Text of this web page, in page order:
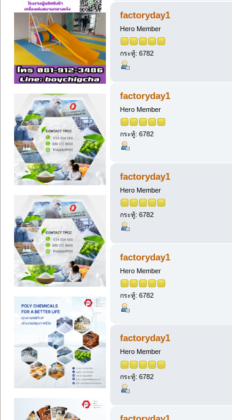
factoryday1
Hero Member
กระทู้: 6782
factoryday1
Hero Member
กระทู้: 6782
factoryday1
Hero Member
กระทู้: 6782
factoryday1
Hero Member
กระทู้: 6782
factoryday1
Hero Member
กระทู้: 6782